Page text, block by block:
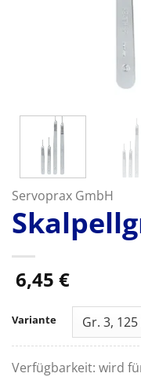
Servoprax GmbH
6,45 €
Variante
Verfügbarkeit: wird